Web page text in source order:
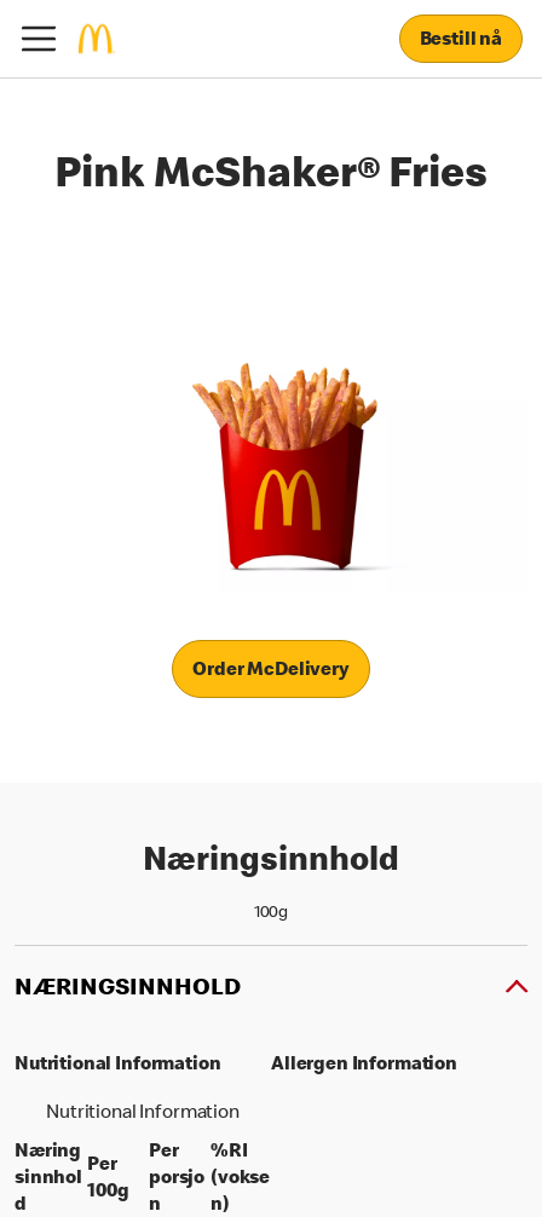
Bestill nå
Pink McShaker® Fries
Order McDelivery
Næringsinnhold
100g
NÆRINGSINNHOLD
Nutritional Information
Nutritional Information
Næring
sinnhol
d
Per
100gper 100 grams
Per
porsjo
nper portion
%RI
(vokse
n)% daily value for an adult
Allergen Information